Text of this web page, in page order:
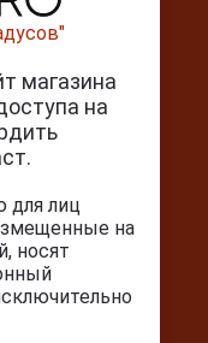
вал, д. 5
22:00
магазина
на
для лиц
на
носят